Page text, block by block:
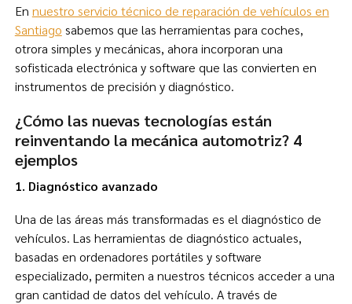
En nuestro servicio técnico de reparación de vehículos en
Santiago sabemos que las herramientas para coches,
otrora simples y mecánicas, ahora incorporan una
sofisticada electrónica y software que las convierten en
instrumentos de precisión y diagnóstico.
¿Cómo las nuevas tecnologías están
reinventando la mecánica automotriz? 4
ejemplos
1. Diagnóstico avanzado
Una de las áreas más transformadas es el diagnóstico de
vehículos. Las herramientas de diagnóstico actuales,
basadas en ordenadores portátiles y software
especializado, permiten a nuestros técnicos acceder a una
gran cantidad de datos del vehículo. A través de